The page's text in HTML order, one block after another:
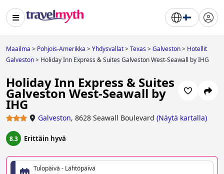
Maailma > Pohjois-Amerikka >Yhdysvallat>Texas>Galveston> Hotellit
Galveston> Holiday Inn Express & Suites Galveston West-Seawall by IHG
Holiday Inn Express & Suites
Galveston West-Seawall by
IHG
Galveston, 8628 Seawall Boulevard (Näytä kartalla)
8.3 Erittäin hyvä
Tulopäivä - Lähtöpäivä